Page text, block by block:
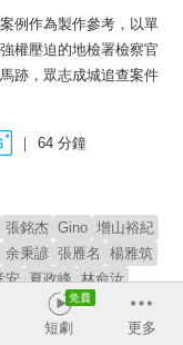
例作為製作參考，以單
權壓迫的地檢署檢察官
跡，眾志成城追查案件
64 分鐘
張銘杰 Gino 增山裕紀
余秉諺 張雁名
楊雅筑
安 夏政峰 林俞汝
李佳豫 章永華
王希華
短劇 更多